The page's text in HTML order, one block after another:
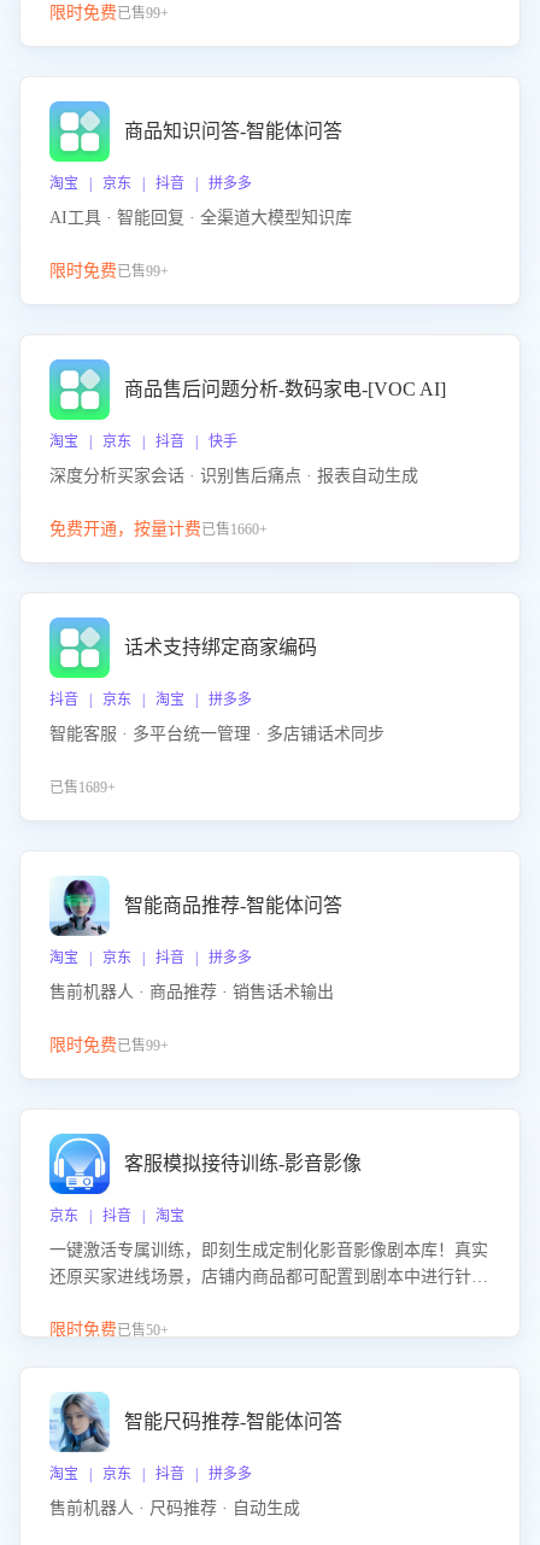
限时免费已售99+
商品知识问答-智能体问答
淘宝 | 京东 | 抖音 | 拼多多
AI工具 · 智能回复 · 全渠道大模型知识库
限时免费已售99+
商品售后问题分析-数码家电-[VOC AI]
淘宝 | 京东 | 抖音 | 快手
深度分析买家会话 · 识别售后痛点 · 报表自动生成
免费开通，按量计费已售1660+
话术支持绑定商家编码
抖音 | 京东 | 淘宝 | 拼多多
智能客服 · 多平台统一管理 · 多店铺话术同步
已售1689+
智能商品推荐-智能体问答
淘宝 | 京东 | 抖音 | 拼多多
售前机器人 · 商品推荐 · 销售话术输出
限时免费已售99+
客服模拟接待训练-影音影像
京东 | 抖音 | 淘宝
一键激活专属训练，即刻生成定制化影音影像剧本库！真实
还原买家进线场景，店铺内商品都可配置到剧本中进行针对
击 “立即开通”，快速获取影音影像类目剧本，一键开启客服
限时免费已售50+
智能尺码推荐-智能体问答
淘宝 | 京东 | 抖音 | 拼多多
售前机器人 · 尺码推荐 · 自动生成